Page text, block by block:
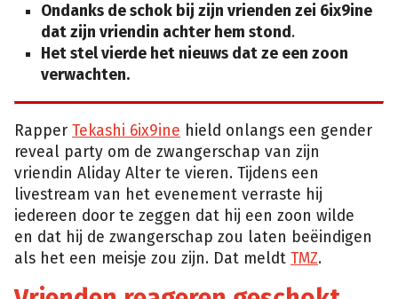
Ondanks de schok bij zijn vrienden zei 6ix9ine
dat zijn vriendin achter hem stond.
Het stel vierde het nieuws dat ze een zoon
verwachten.
Rapper Tekashi 6ix9ine hield onlangs een gender
reveal party om de zwangerschap van zijn
vriendin Aliday Alter te vieren. Tijdens een
livestream van het evenement verraste hij
iedereen door te zeggen dat hij een zoon wilde
en dat hij de zwangerschap zou laten beëindigen
als het een meisje zou zijn. Dat meldt TMZ.